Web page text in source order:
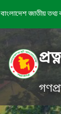
বাংলাদেশ জাতীয় তথ্য